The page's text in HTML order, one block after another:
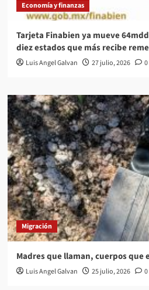
Economía y finanzas
Tarjeta Finabien ya mueve
diez estados que más recibe
Luis Angel Galvan 27 julio, 2026 0
Migración
Madres que llaman, cuerpos que
Luis Angel Galvan 25 julio, 2026 0